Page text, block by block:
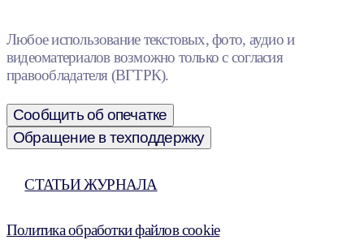
Любое использование текстовых, фото, аудио и
видеоматериалов возможно только с согласия
правообладателя (ВГТРК).
Сообщить об опечатке
Обращение в техподдержку
СТАТЬИ ЖУРНАЛА
Политика обработки файлов cookie